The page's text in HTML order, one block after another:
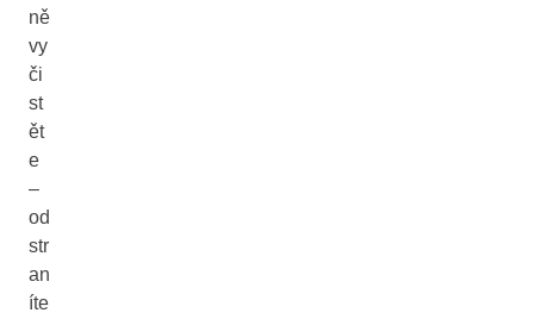
ně
vy
či
st
ět
e
–
od
str
an
íte